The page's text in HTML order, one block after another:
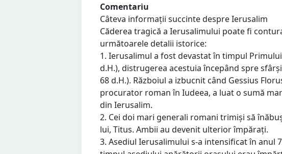
Comentariu
Câteva informații succinte despre Ierusalim
Căderea tragică a Ierusalimului poate fi
următoarele detalii istorice:
1. Ierusalimul a fost devastat în timpul
d.H.), distrugerea acestuia începând spre
68 d.H.). Războiul a izbucnit când Gessius
procurator roman în Iudeea, a luat o sumă
din Ierusalim.
2. Cei doi mari generali romani trimiși să
lui, Titus. Ambii au devenit ulterior împărați.
3. Asediul Ierusalimului s-a intensificat în anul